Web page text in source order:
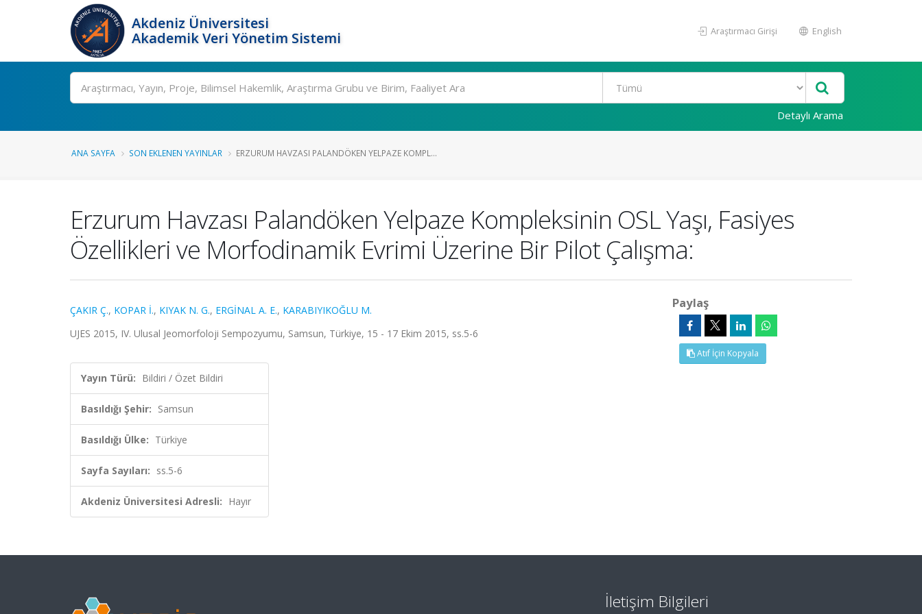
Akdeniz Üniversitesi
Akademik Veri Yönetim Sistemi
Araştırmacı Girişi English
Ara
Detaylı Arama
ANA SAYFA SON EKLENEN YAYINLAR ERZURUM HAVZASI PALANDÖKEN YELPAZE KOMPL...
Erzurum Havzası Palandöken Yelpaze Kompleksinin OSL Yaşı, Fasiyes
Özellikleri ve Morfodinamik Evrimi Üzerine Bir Pilot Çalışma:
ÇAKIR Ç., KOPAR İ., KIYAK N. G., ERGİNAL A. E., KARABIYIKOĞLU M.
UJES 2015, IV. Ulusal Jeomorfoloji Sempozyumu, Samsun, Türkiye, 15 - 17 Ekim 2015, ss.5-6
Yayın Türü: Bildiri / Özet Bildiri
Basıldığı Şehir: Samsun
Basıldığı Ülke: Türkiye
Sayfa Sayıları: ss.5-6
Akdeniz Üniversitesi Adresli: Hayır
Paylaş
Atıf İçin Kopyala
İletişim Bilgileri